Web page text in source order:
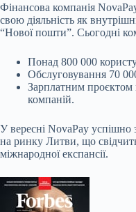
Фінансова компанія
свою діяльність як
“Нової пошти”. Сьогодні
Понад 800 000
Обслуговування 70
Зарплатним проєктом
компаній.
У вересні NovaPay успішно
на ринку Литви, що
міжнародної експансії.